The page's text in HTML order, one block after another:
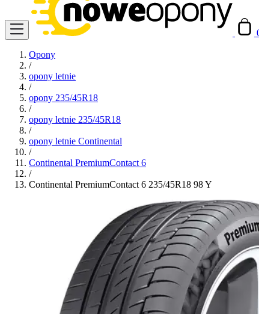
Opony
/
opony letnie
/
opony 235/45R18
/
opony letnie 235/45R18
/
opony letnie Continental
/
Continental PremiumContact 6
/
Continental PremiumContact 6 235/45R18 98 Y